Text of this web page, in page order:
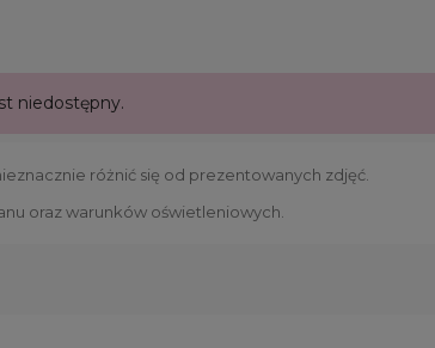
niedostępny.
różnić się od prezentowanych zdjęć.
oraz warunków oświetleniowych.